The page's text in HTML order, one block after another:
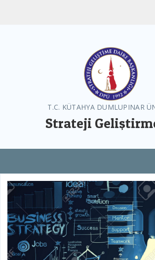
T.C. KÜTAHYA DUMLUPINAR
Strateji
Previous